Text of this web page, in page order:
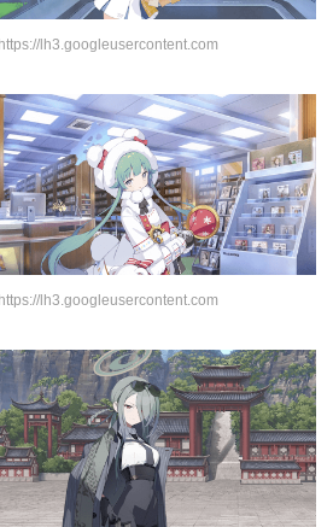
https://lh3.googleusercontent.com
https://lh3.googleusercontent.com